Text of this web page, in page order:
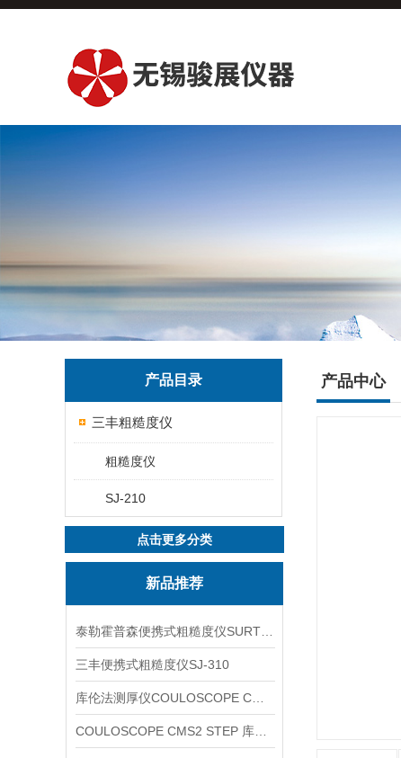
产品目录
三丰粗糙度仪
粗糙度仪
SJ-210
点击更多分类
新品推荐
三丰便携式粗糙度仪SJ-310
产品中心